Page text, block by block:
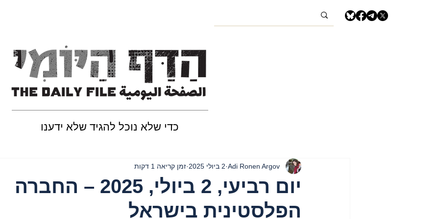
כדי שלא נוכל להגיד שלא ידענו
יום רביעי, 2 ביולי, 2025 – החברה
הפלסטינית בישראל
Adi Ronen Argov 2 ביולי 2025 זמן קריאה 1 דקות